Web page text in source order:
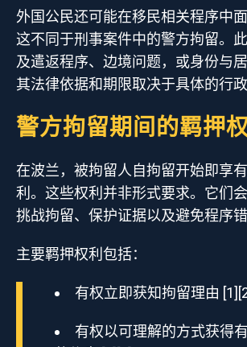
外国公民还可能在移民相关程序中面
这不同于刑事案件中的警方拘留。
及遣返程序、边境问题，或身份与居
其法律依据和期限取决于具体的行政
警方拘留期间的羁押
在波兰，被拘留人自拘留开始即享
利。这些权利并非形式要求。它们
挑战拘留、保护证据以及避免程序错
主要羁押权利包括：
有权立即获知拘留理由
有权以可理解的方式获得